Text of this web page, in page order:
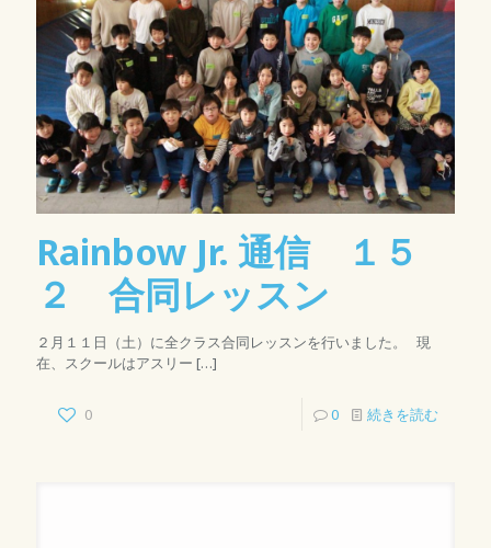
Rainbow Jr. 通信 １５
２ 合同レッスン
２月１１日（土）に全クラス合同レッスンを行いました。 現
在、スクールはアスリー […]
0 0 続きを読む